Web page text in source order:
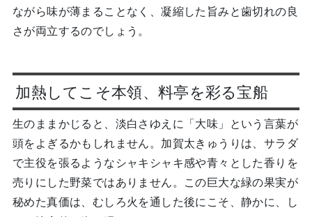
ながら味が薄まることなく、凝縮した旨みと歯切れの良
さが両立するのでしょう。
加熱してこそ本領、料亭を彩る宝船
生のままかじると、淡白さゆえに「大味」という言葉が
頭をよぎるかもしれません。加賀太きゅうりは、サラダ
で主役を張るようなシャキシャキ感や青々とした香りを
売りにした野菜ではありません。この巨大な緑の果実が
秘めた真価は、むしろ火を通した後にこそ、静かに、し